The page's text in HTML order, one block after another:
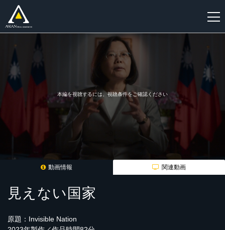
本編を視聴するには、視聴条件をご確認ください
動画情報 関連動画
見えない国家
原題：Invisible Nation